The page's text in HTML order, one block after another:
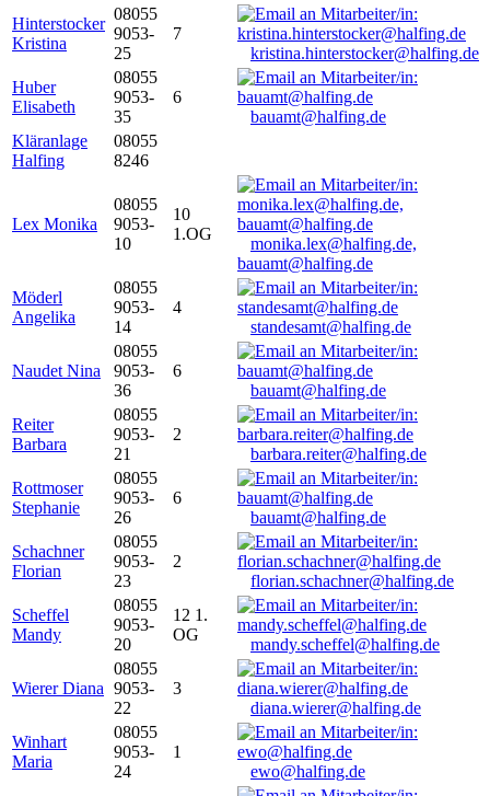
Hinterstocker
Kristina
08055
9053-
25
7
kristina.hinterstocker@halfing.de
Huber
Elisabeth
08055
9053-
35
6
bauamt@halfing.de
Kläranlage
Halfing
08055
8246
Lex Monika
08055
9053-
10
10
1.OG
monika.lex@halfing.de,
bauamt@halfing.de
Möderl
Angelika
08055
9053-
14
4
standesamt@halfing.de
Naudet Nina
08055
9053-
36
6
bauamt@halfing.de
Reiter
Barbara
08055
9053-
21
2
barbara.reiter@halfing.de
Rottmoser
Stephanie
08055
9053-
26
6
bauamt@halfing.de
Schachner
Florian
08055
9053-
23
2
florian.schachner@halfing.de
Scheffel
Mandy
08055
9053-
20
12 1.
OG
mandy.scheffel@halfing.de
Wierer Diana
08055
9053-
22
3
diana.wierer@halfing.de
Winhart
Maria
08055
9053-
24
1
ewo@halfing.de